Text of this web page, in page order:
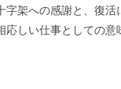
架への感謝と、復
しい仕事としての意